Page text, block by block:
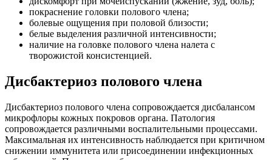
покраснение головки полового члена;
болевые ощущения при половой близости;
белые выделения различной интенсивности;
наличие на головке полового члена налета с
творожистой консистенцией.
Дисбактериоз полового члена
Дисбактериоз полового члена сопровождается дисбалансом
микрофлоры кожных покровов органа. Патология
сопровождается различными воспалительными процессами.
Максимальная их интенсивность наблюдается при критичном
снижении иммунитета или присоединении инфекционных